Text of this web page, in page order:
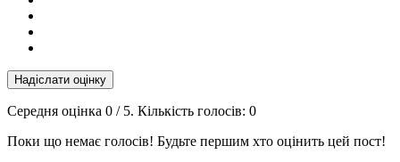
Надіслати оцінку
Середня оцінка 0 / 5. Кількість голосів: 0
Поки що немає голосів! Будьте першим хто оцінить цей пост!